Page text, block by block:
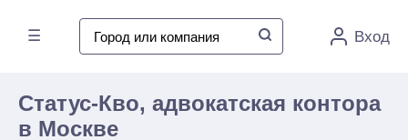
☰ Вход
Статус-Кво, адвокатская контора
в Москве